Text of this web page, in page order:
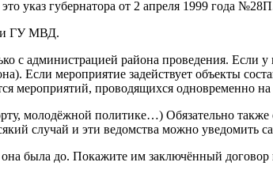
указ губернатора от 2 апреля 1999 года
ГУ МВД.
с администрацией района проведения. Если у
Если мероприятие задействует объекты
мероприятий, проводящихся одновременно
молодёжной политике…) Обязательно
случай и эти ведомства можно уведомить
была до. Покажите им заключённый